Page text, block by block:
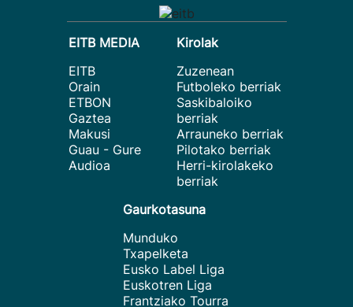
EITB MEDIA
EITB
Orain
ETBON
Gaztea
Makusi
Guau - Gure
Audioa
Kirolak
Zuzenean
Futboleko berriak
Saskibaloiko
berriak
Arrauneko berriak
Pilotako berriak
Herri-kirolakeko
berriak
Gaurkotasuna
Munduko
Txapelketa
Eusko Label Liga
Euskotren Liga
Frantziako Tourra